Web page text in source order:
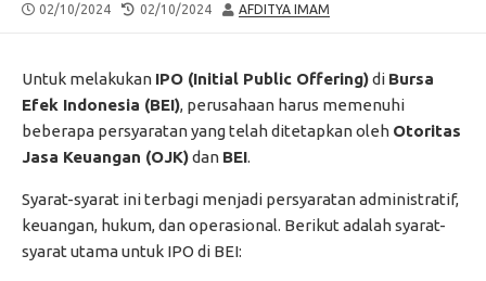
PUBLISHED
02/10/2024
LAST
02/10/2024 AUTHOR
AFDITYA IMAM
Untuk melakukan IPO (Initial Public Offering)di Bursa
Efek Indonesia (BEI), perusahaan harus memenuhi
beberapa persyaratan yang telah ditetapkan oleh Otoritas
Jasa Keuangan (OJK)dan BEI.
Syarat-syarat ini terbagi menjadi persyaratan administratif,
keuangan, hukum, dan operasional. Berikut adalah syarat-
syarat utama untuk IPO di BEI: